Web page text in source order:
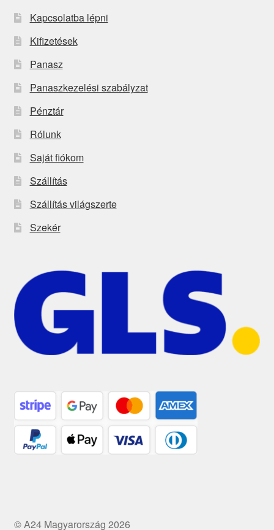
Kapcsolatba lépni
Kifizetések
Panasz
Panaszkezelési szabályzat
Pénztár
Rólunk
Saját fiókom
Szállítás
Szállítás világszerte
Szekér
© A24 Magyarország 2026